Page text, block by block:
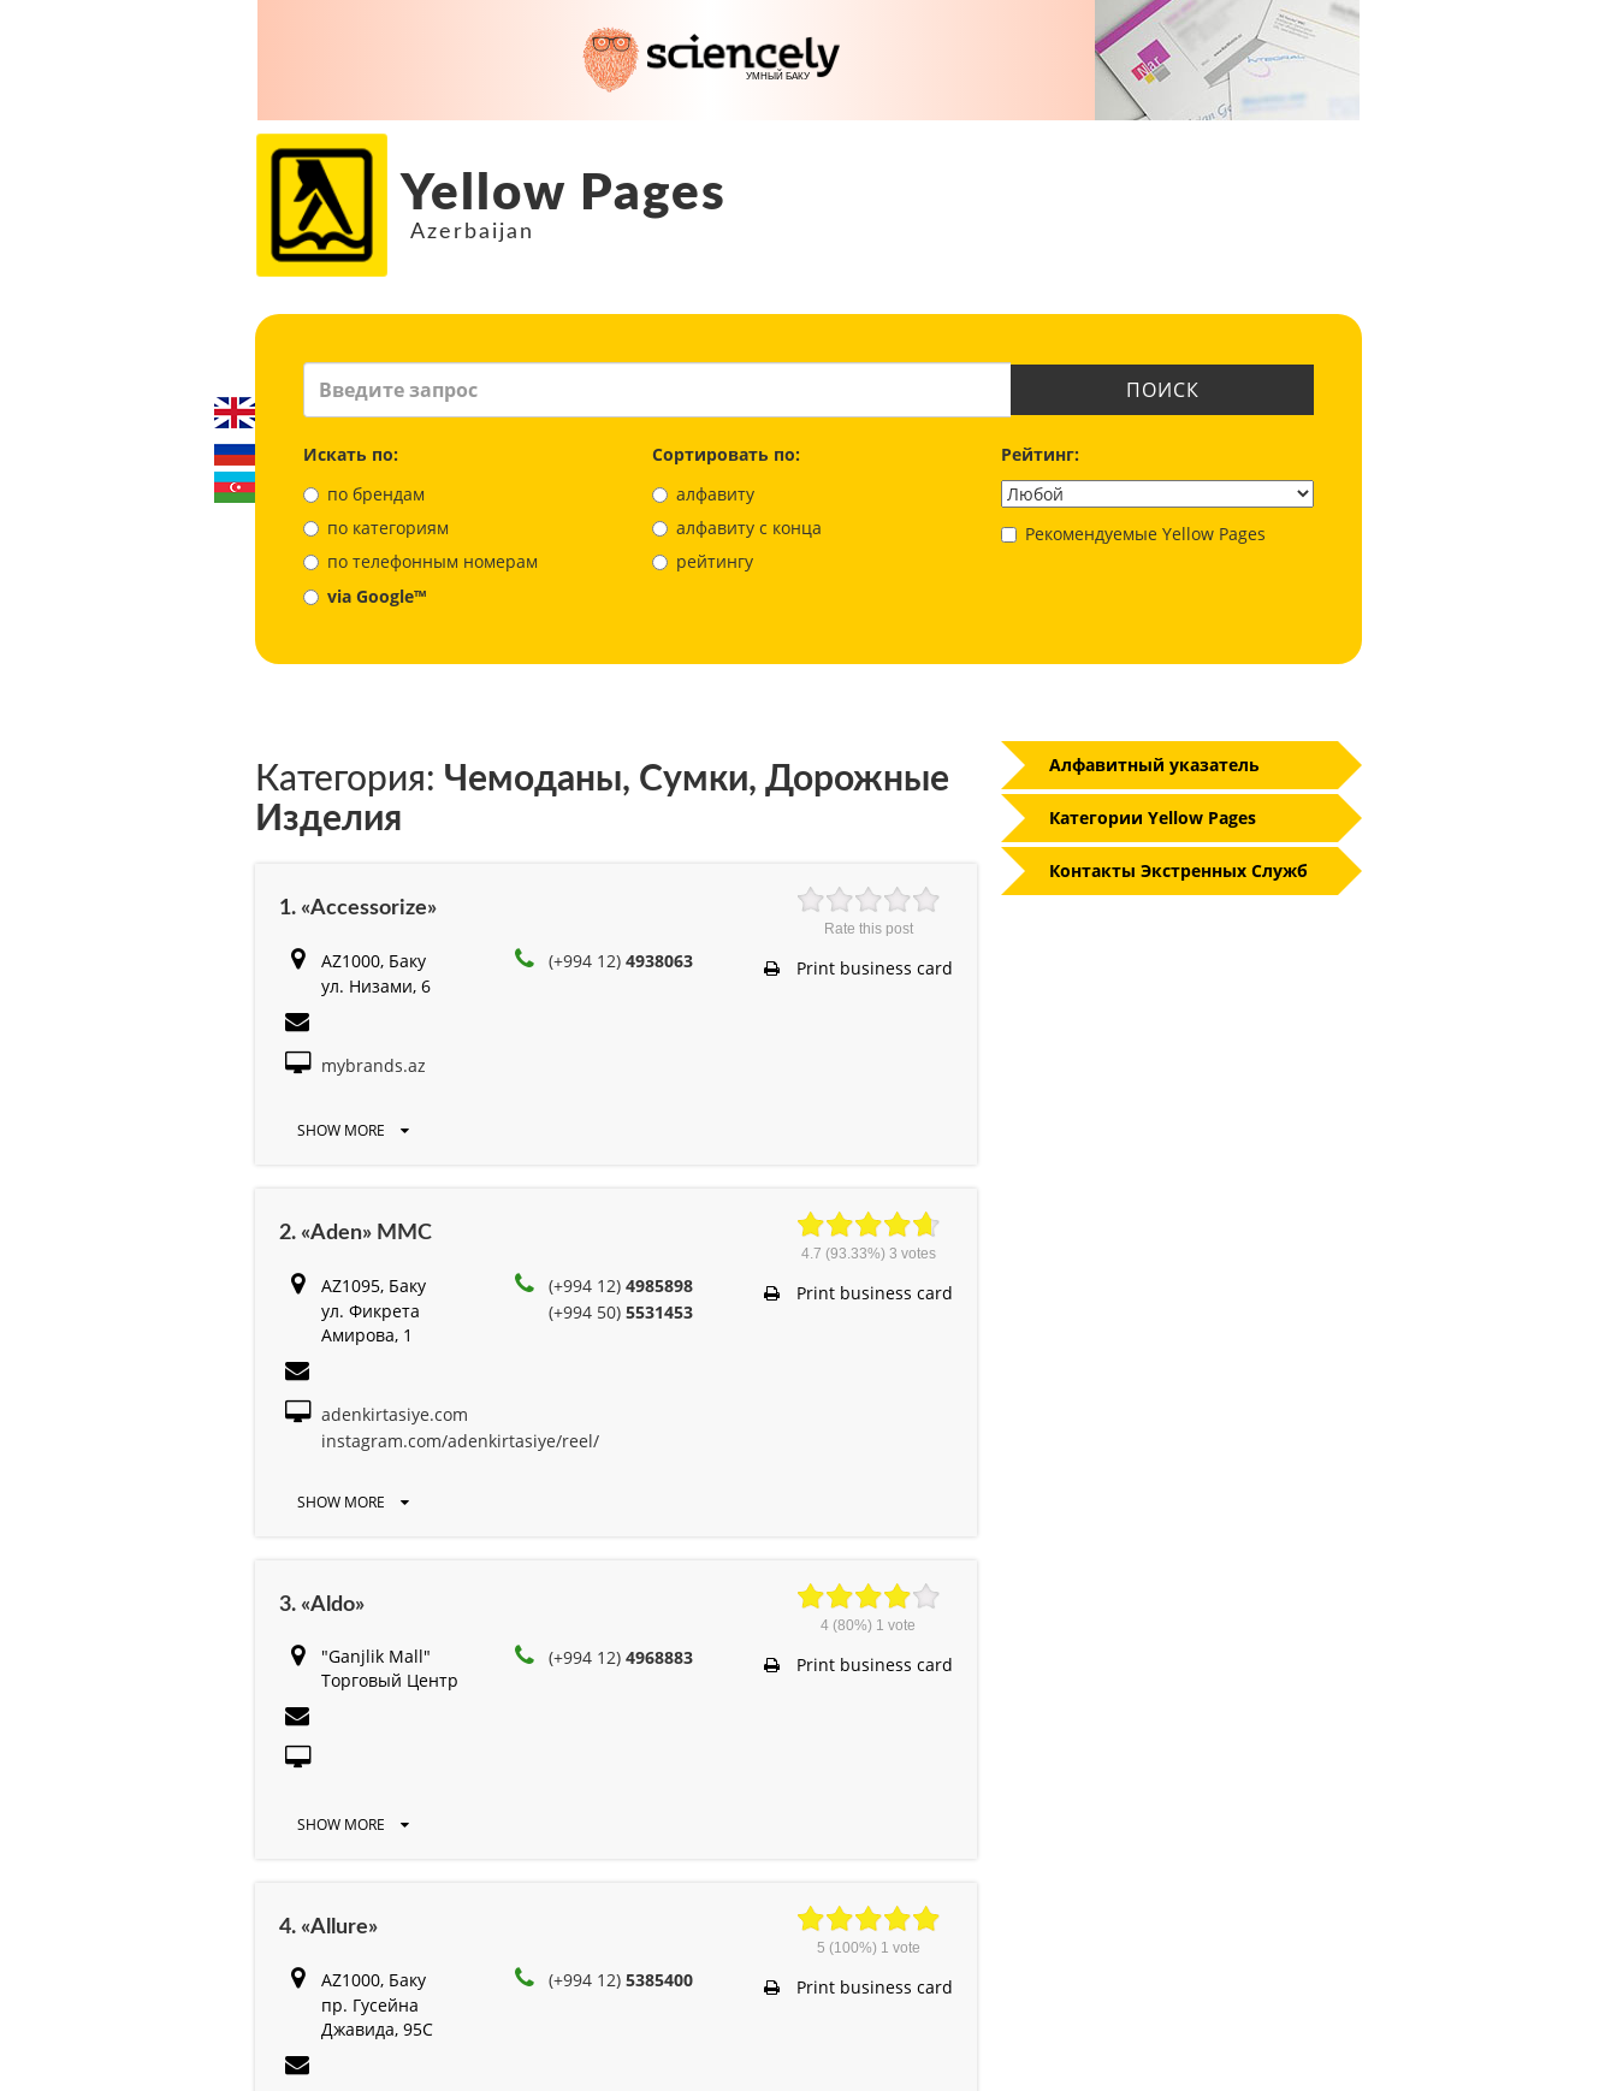
Yellow Pages
Azerbaijan
ПОИСК
Искать по:
по брендам
по категориям
по телефонным номерам
via Google™
Сортировать по:
алфавиту
aлфавиту с конца
рейтингу
Рейтинг:
Рекомендуемые Yellow Pages
Категория: Чемоданы, Сумки, Дорожные
Изделия
1. «Accessorize»
AZ1000, Баку
ул. Низами, 6
(+994 12)4938063
mybrands.az
SHOW MORE
Rate this post
Print business card
2. «Aden» MMC
AZ1095, Баку
ул. Фикрета
Амирова, 1
(+994 12)4985898
(+994 50)5531453
adenkirtasiye.com
instagram.com/adenkirtasiye/reel/
SHOW MORE
4.7 (93.33%) 3 votes
Print business card
3. «Aldo»
"Ganjlik Mall"
Торговый Центр
(+994 12)4968883
SHOW MORE
4 (80%) 1 vote
Print business card
4. «Allure»
AZ1000, Баку
пр. Гусейна
Джавида, 95C
(+994 12)5385400
5 (100%) 1 vote
Print business card
Алфавитный указатель
Категории Yellow Pages
Контакты Экстренных Служб